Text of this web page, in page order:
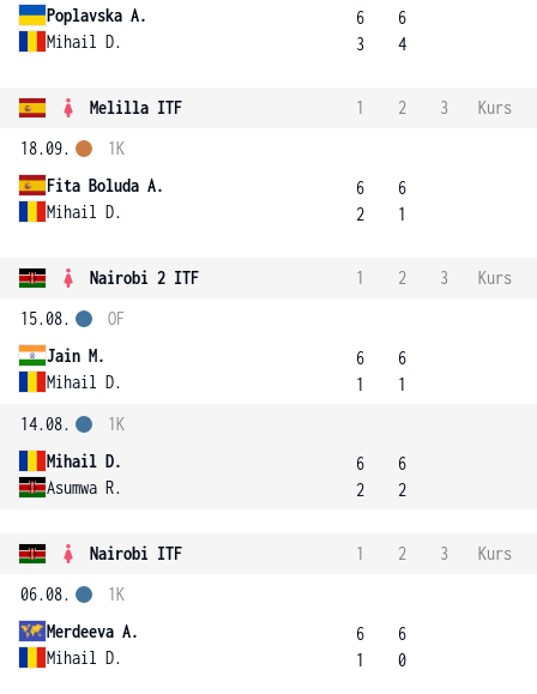
Poplavska A.
Mihail D.
6
3
6
4
Melilla ITF 1 2 3
Kurs
18.09.
Fita Boluda A.
Mihail D.
1K
6
2
6
1
Nairobi 2 ITF 1 2 3
Kurs
15.08.
Jain M.
Mihail D.
OF
6
1
6
1
14.08.
Mihail D.
Asumwa R.
1K
6
2
6
2
Nairobi ITF 1 2 3
Kurs
06.08.
Merdeeva A.
Mihail D.
1K
6
1
6
0